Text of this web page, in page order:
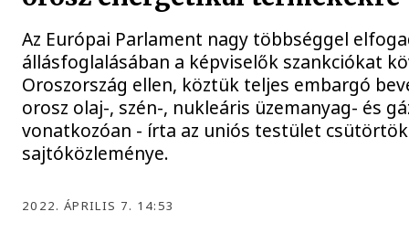
Az Európai Parlament nagy többséggel
állásfoglalásában a képviselők szankciókat
Oroszország ellen, köztük teljes embargó
orosz olaj-, szén-, nukleáris üzemanyag- és
vonatkozóan - írta az uniós testület
sajtóközleménye.
2022. ÁPRILIS 7. 14:53